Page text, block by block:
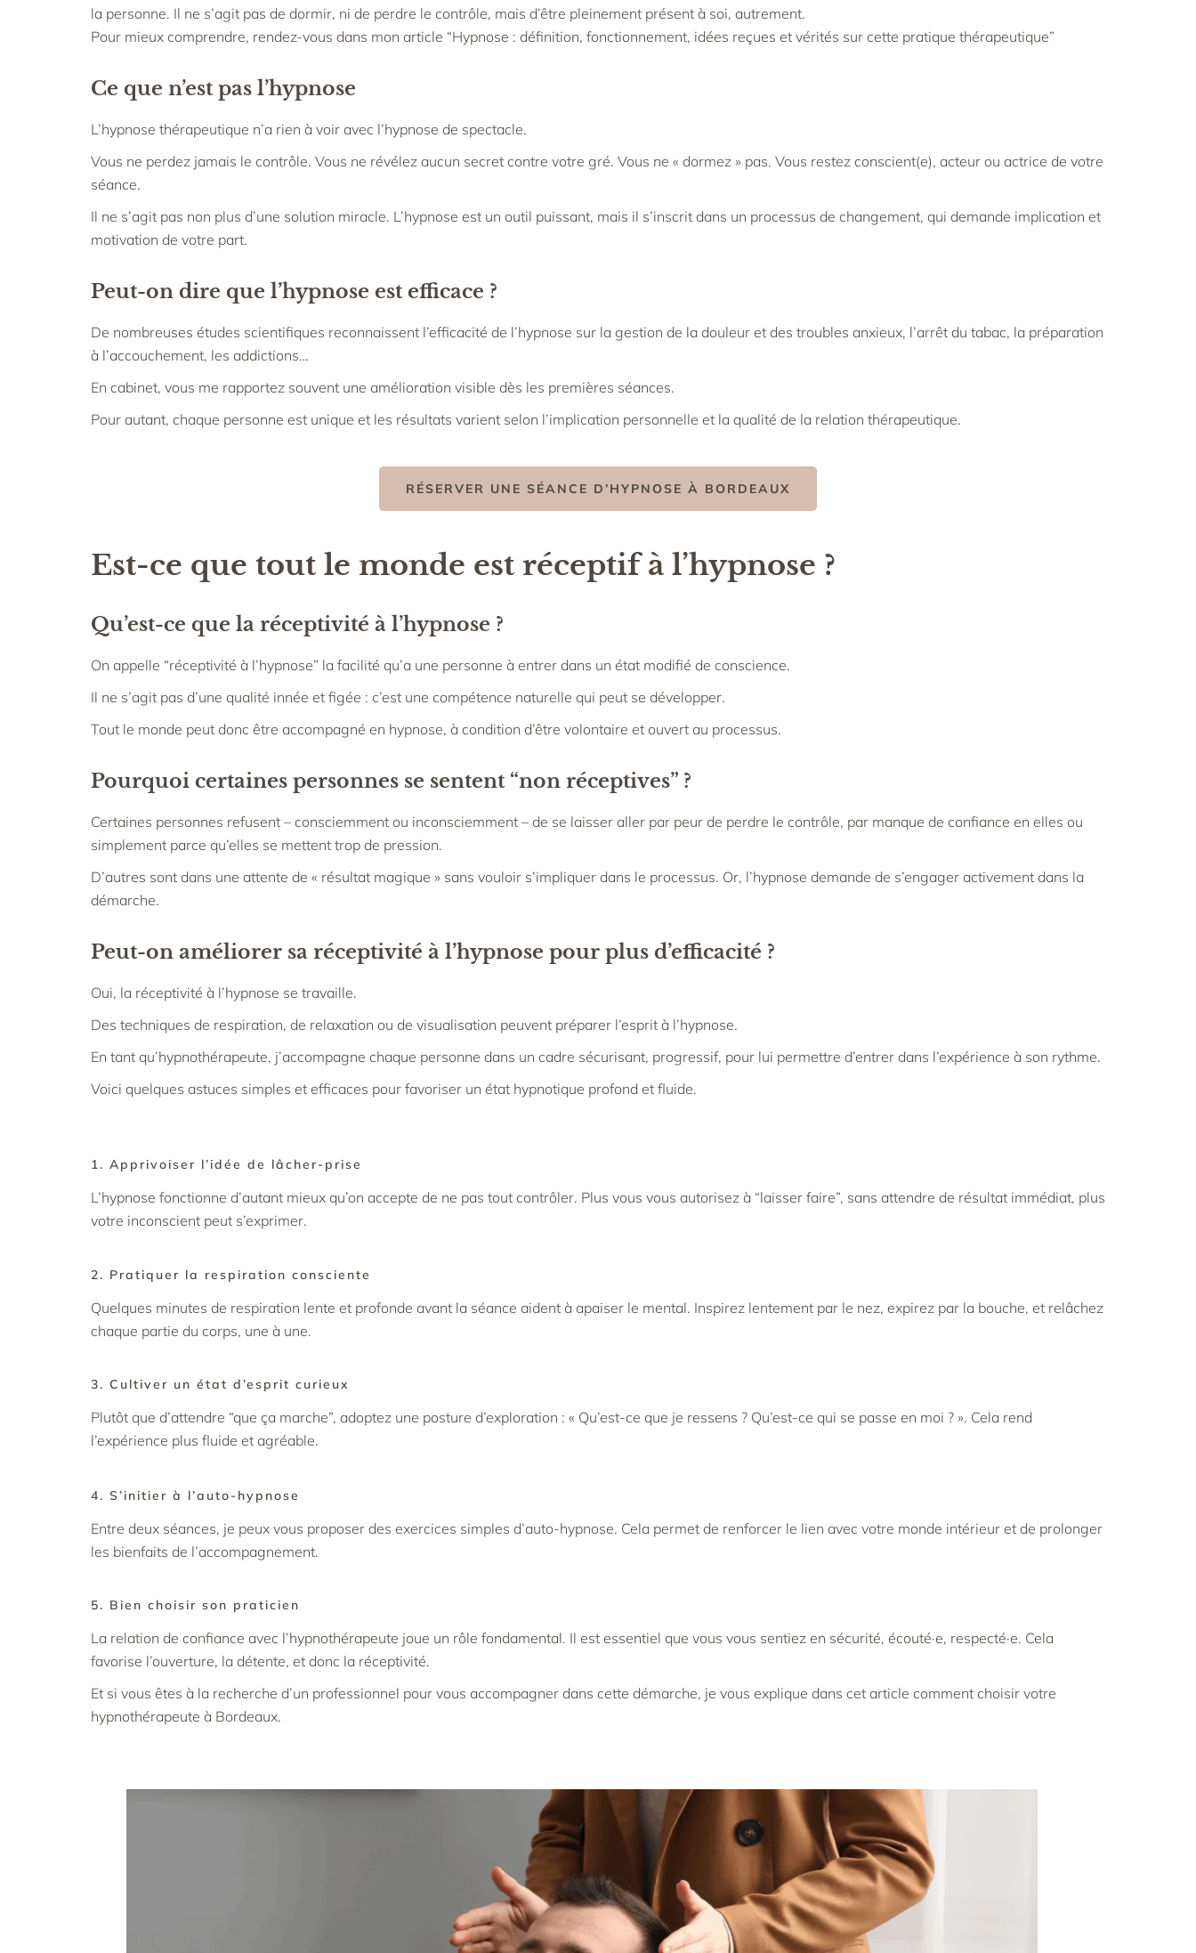
la personne. Il ne s’agit pas de dormir, ni de perdre le contrôle, mais d’être pleinement présent à soi, autrement.
Pour mieux comprendre, rendez-vous dans mon article “Hypnose : définition, fonctionnement, idées reçues et vérités sur cette pratique thérapeutique”
Ce que n’est pas l’hypnose
L’hypnose thérapeutique n’a rien à voir avec l’hypnose de spectacle.
Vous ne perdez jamais le contrôle. Vous ne révélez aucun secret contre votre gré. Vous ne « dormez » pas. Vous restez conscient(e), acteur ou actrice de votre
séance.
Il ne s’agit pas non plus d’une solution miracle. L’hypnose est un outil puissant, mais il s’inscrit dans un processus de changement, qui demande implication et
motivation de votre part.
Peut-on dire que l’hypnose est efficace ?
De nombreuses études scientifiques reconnaissent l’efficacité de l’hypnose sur la gestion de la douleur et des troubles anxieux, l’arrêt du tabac, la préparation
à l’accouchement, les addictions…
En cabinet, vous me rapportez souvent une amélioration visible dès les premières séances.
Pour autant, chaque personne est unique et les résultats varient selon l’implication personnelle et la qualité de la relation thérapeutique.
RÉSERVER UNE SÉANCE D’HYPNOSE À BORDEAUX
Est-ce que tout le monde est réceptif à l’hypnose ?
Qu’est-ce que la réceptivité à l’hypnose ?
On appelle “réceptivité à l’hypnose” la facilité qu’a une personne à entrer dans un état modifié de conscience.
Il ne s’agit pas d’une qualité innée et figée : c’est une compétence naturelle qui peut se développer.
Tout le monde peut donc être accompagné en hypnose, à condition d’être volontaire et ouvert au processus.
Pourquoi certaines personnes se sentent “non réceptives” ?
Certaines personnes refusent – consciemment ou inconsciemment – de se laisser aller par peur de perdre le contrôle, par manque de confiance en elles ou
simplement parce qu’elles se mettent trop de pression.
D’autres sont dans une attente de « résultat magique » sans vouloir s’impliquer dans le processus. Or, l’hypnose demande de s’engager activement dans la
démarche.
Peut-on améliorer sa réceptivité à l’hypnose pour plus d’efficacité ?
Oui, la réceptivité à l’hypnose se travaille.
Des techniques de respiration, de relaxation ou de visualisation peuvent préparer l’esprit à l’hypnose.
En tant qu’hypnothérapeute, j’accompagne chaque personne dans un cadre sécurisant, progressif, pour lui permettre d’entrer dans l’expérience à son rythme.
Voici quelques astuces simples et efficaces pour favoriser un état hypnotique profond et fluide.
1. Apprivoiser l’idée de lâcher-prise
L’hypnose fonctionne d’autant mieux qu’on accepte de ne pas tout contrôler. Plus vous vous autorisez à “laisser faire”, sans attendre de résultat immédiat, plus
votre inconscient peut s’exprimer.
2. Pratiquer la respiration consciente
Quelques minutes de respiration lente et profonde avant la séance aident à apaiser le mental. Inspirez lentement par le nez, expirez par la bouche, et relâchez
chaque partie du corps, une à une.
3. Cultiver un état d’esprit curieux
Plutôt que d’attendre “que ça marche”, adoptez une posture d’exploration : « Qu’est-ce que je ressens ? Qu’est-ce qui se passe en moi ? ». Cela rend
l’expérience plus fluide et agréable.
4. S’initier à l’auto-hypnose
Entre deux séances, je peux vous proposer des exercices simples d’auto-hypnose. Cela permet de renforcer le lien avec votre monde intérieur et de prolonger
les bienfaits de l’accompagnement.
5. Bien choisir son praticien
La relation de confiance avec l’hypnothérapeute joue un rôle fondamental. Il est essentiel que vous vous sentiez en sécurité, écouté·e, respecté·e. Cela
favorise l’ouverture, la détente, et donc la réceptivité.
Et si vous êtes à la recherche d’un professionnel pour vous accompagner dans cette démarche, je vous explique dans cet article comment choisir votre
hypnothérapeute à Bordeaux.